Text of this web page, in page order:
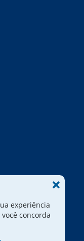
experiência
concorda